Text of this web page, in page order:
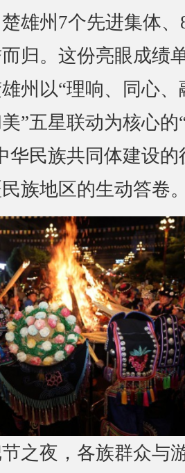
雄州7个先进集体、
归。这份亮眼成绩
州以“理响、同心、
”五星联动为核心的
华民族共同体建设的
民族地区的生动答卷
之夜，各族群众与